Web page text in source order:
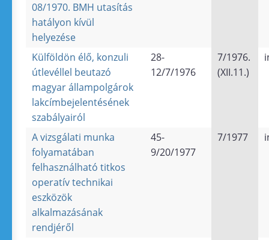
08/1970. BMH utasítás
hatályon kívül
helyezése
Külföldön élő, konzuli
útlevéllel beutazó
magyar állampolgárok
lakcímbejelentésének
szabályairól
28-
12/7/1976
7/1976.
(XII.11.)
A vizsgálati munka
folyamatában
felhasználható titkos
operatív technikai
eszközök
alkalmazásának
rendjéről
45-
9/20/1977
7/1977